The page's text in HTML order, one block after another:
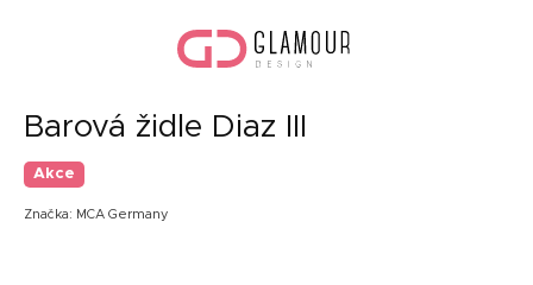
Barová židle Diaz III
Akce
Značka: MCA Germany